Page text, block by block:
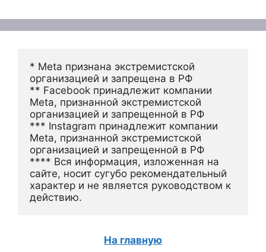
* Meta признана экстремистской
организацией и запрещена в РФ
** Facebook принадлежит компании
Meta, признанной экстремистской
организацией и запрещенной в РФ
*** Instagram принадлежит компании
Meta, признанной экстремистской
организацией и запрещенной в РФ
**** Вся информация, изложенная на
сайте, носит сугубо рекомендательный
характер и не является руководством к
действию.
На главную